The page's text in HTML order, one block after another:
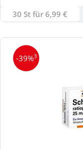
30 St für 6,99 €
-39%3